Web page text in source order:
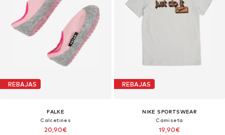
REBAJAS
FALKE
Calcetines
20,90€
REBAJAS
NIKE SPORTSWEAR
Camiseta
19,90€